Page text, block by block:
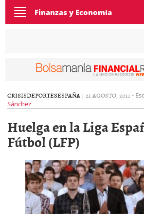
Toggle
navigation
Finanzas y Economía
CRISISDEPORTESESPAÑA | 21 AGOSTO, 2011 -
Sánchez
Huelga en la Liga
Fútbol (LFP)